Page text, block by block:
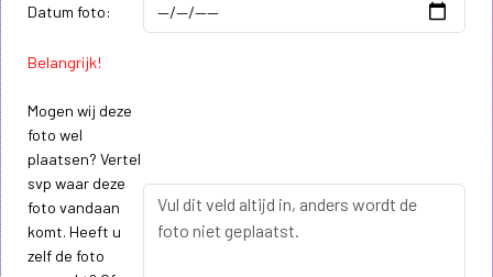
Datum foto:
Belangrijk!
Mogen wij deze
foto wel
plaatsen? Vertel
svp waar deze
foto vandaan
komt. Heeft u
zelf de foto